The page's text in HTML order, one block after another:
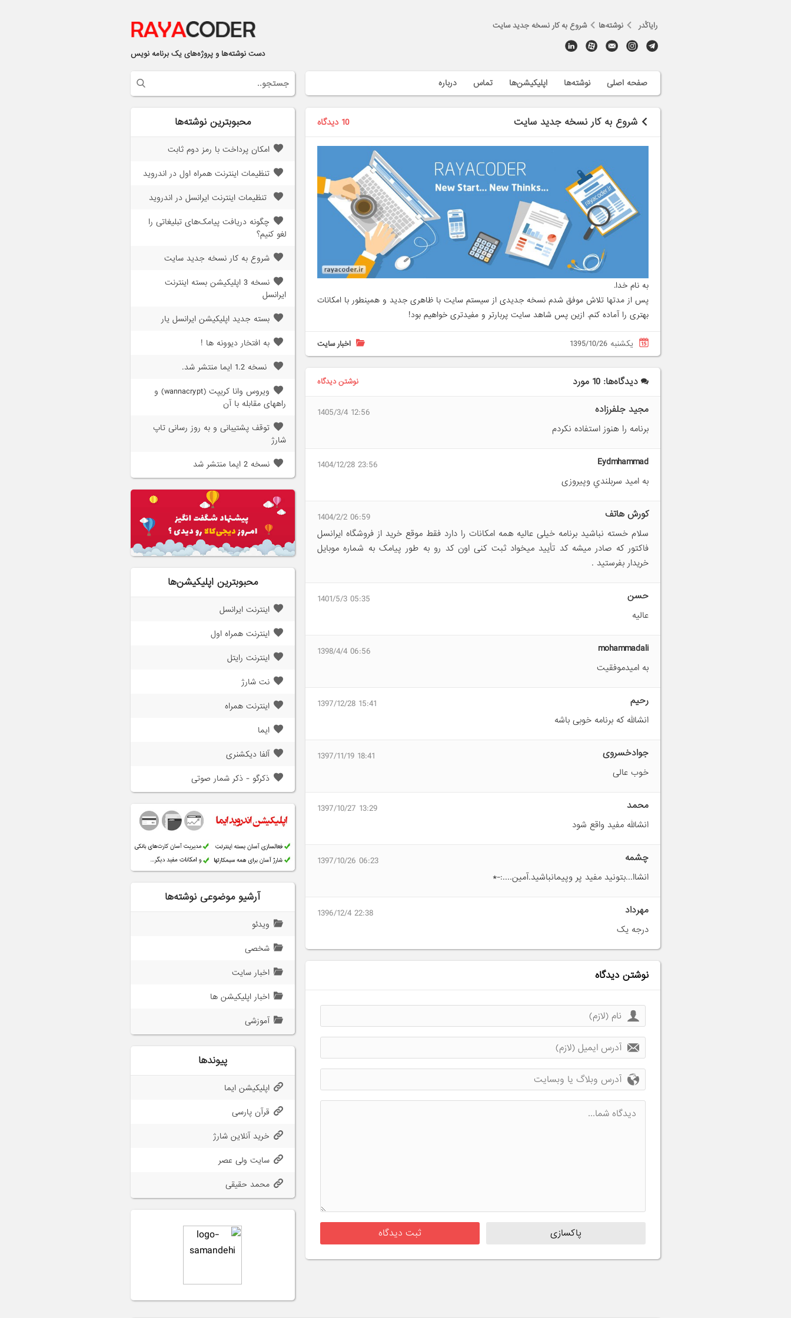
دست نوشته‌ها و پروژه‌های یک برنامه نویس
رایاکُدر نوشته‌ها شروع به کار نسخه جدید سایت
صفحه اصلی نوشته‌ها اپلیکیشن‌ها تماس درباره
شروع به کار نسخه جدید سایت 10 دیدگاه
به نام خدا.
پس از مدتها تلاش موفق شدم نسخه جدیدی از سیستم سایت با ظاهری جدید و همینطور با امکانات
بهتری را آماده کنم. ازین پس شاهد سایت پربارتر و مفیدتری خواهیم بود!
یکشنبه 1395/10/26 اخبار سایت
دیدگاه‌ها: 10 مورد نوشتن دیدگاه
مجید جلفرزاده
1405/3/4 12:56
برنامه را هنوز استفاده نکردم
Eydmhammad
1404/12/28 23:56
به امید سربلندي وپیروزی
کورش هاتف
1404/2/2 06:59
سلام خسته نباشید برنامه خیلی عالیه همه امکانات را دارد فقط موقع خرید از فروشگاه ایرانسل
فاکتور که صادر میشه کد تأیید میخواد ثبت کنی اون کد رو به طور پیامک به شماره موبایل
خریدار بفرستید .
حسن
1401/5/3 05:35
عالیه
mohammadali
1398/4/4 06:56
به امیدموفقیت
رحیم
1397/12/28 15:41
انشالله که برنامه خوبی باشه
جوادخسروی
1397/11/19 18:41
خوب عالی
محمد
1397/10/27 13:29
انشالله مفید واقع شود
چشمه
1397/10/26 06:23
انشاا...بتونید مفید پر وپیمانباشید.آمین....:-*
مهرداد
1396/12/4 22:38
درجه یک
نوشتن دیدگاه
محبوبترین نوشته‌ها
امکان پرداخت با رمز دوم ثابت
تنظیمات اینترنت همراه اول در اندروید
تنظیمات اینترنت ایرانسل در اندروید
چگونه دریافت پیامک‌های تبلیغاتی را
لغو کنیم؟
شروع به کار نسخه جدید سایت
نسخه 3 اپلیکیشن بسته اینترنت
ایرانسل
بسته جدید اپلیکیشن ایرانسل یار
به افتخار دیوونه ها !
نسخه 1.2 ایما منتشر شد.
ویروس وانا کریپت (wannacrypt) و
راههای مقابله با آن
توقف پشتیبانی و به روز رسانی تاپ
شارژ
نسخه 2 ایما منتشر شد
محبوبترین اپلیکیشن‌ها
اینترنت ایرانسل
اینترنت همراه اول
اینترنت رایتل
نت شارژ
اینترنت همراه
ایما
آلفا دیکشنری
ذکرگو - ذکر شمار صوتی
آرشیو موضوعی نوشته‌ها
ویدئو
شخصی
اخبار سایت
اخبار اپلیکیشن ها
آموزشی
پیوندها
اپلیکیشن ایما
قرآن پارسی
خرید آنلاین شارژ
سایت ولی عصر
محمد حقیقی